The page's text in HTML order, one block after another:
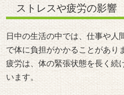
ストレスや疲労の影響
日中の生活の中では、仕事や人
で体に負担がかかることがあり
疲労は、体の緊張状態を長く続
います。